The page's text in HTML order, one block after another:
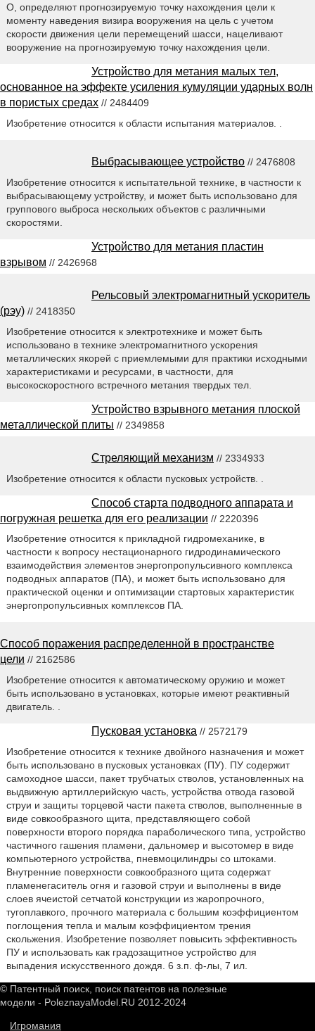
О, определяют прогнозируемую точку нахождения цели к
моменту наведения визира вооружения на цель с учетом
скорости движения цели перемещений шасси, нацеливают
вооружение на прогнозируемую точку нахождения цели.
Устройство для метания малых тел,
основанное на эффекте усиления кумуляции ударных волн
в пористых средах // 2484409
Изобретение относится к области испытания материалов. .
Выбрасывающее устройство // 2476808
Изобретение относится к испытательной технике, в частности к
выбрасывающему устройству, и может быть использовано для
группового выброса нескольких объектов с различными
скоростями.
Устройство для метания пластин
взрывом // 2426968
Рельсовый электромагнитный ускоритель
(рэу) // 2418350
Изобретение относится к электротехнике и может быть
использовано в технике электромагнитного ускорения
металлических якорей с приемлемыми для практики исходными
характеристиками и ресурсами, в частности, для
высокоскоростного встречного метания твердых тел.
Устройство взрывного метания плоской
металлической плиты // 2349858
Стреляющий механизм // 2334933
Изобретение относится к области пусковых устройств. .
Способ старта подводного аппарата и
погружная решетка для его реализации // 2220396
Изобретение относится к прикладной гидромеханике, в
частности к вопросу нестационарного гидродинамического
взаимодействия элементов энергопропульсивного комплекса
подводных аппаратов (ПА), и может быть использовано для
практической оценки и оптимизации стартовых характеристик
энергопропульсивных комплексов ПА.
Способ поражения распределенной в пространстве
цели // 2162586
Изобретение относится к автоматическому оружию и может
быть использовано в установках, которые имеют реактивный
двигатель. .
Пусковая установка // 2572179
Изобретение относится к технике двойного назначения и может
быть использовано в пусковых установках (ПУ). ПУ содержит
самоходное шасси, пакет трубчатых стволов, установленных на
выдвижную артиллерийскую часть, устройства отвода газовой
струи и защиты торцевой части пакета стволов, выполненные в
виде совкообразного щита, представляющего собой
поверхности второго порядка параболического типа, устройство
частичного гашения пламени, дальномер и высотомер в виде
компьютерного устройства, пневмоцилиндры со штоками.
Внутренние поверхности совкообразного щита содержат
пламенегаситель огня и газовой струи и выполнены в виде
слоев ячеистой сетчатой конструкции из жаропрочного,
тугоплавкого, прочного материала с большим коэффициентом
поглощения тепла и малым коэффициентом трения
скольжения. Изобретение позволяет повысить эффективность
ПУ и использовать как градозащитное устройство для
выпадения искусственного дождя. 6 з.п. ф-лы, 7 ил.
© Патентный поиск, поиск патентов на полезные
модели - PoleznayaModel.RU 2012-2024
Игромания